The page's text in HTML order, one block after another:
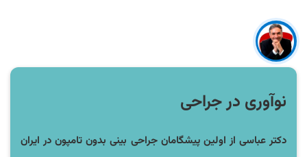
نوآوری در جراحی
دکتر عباسی از اولین پیشگامان جراحی بینی بدون تامپون در ایران